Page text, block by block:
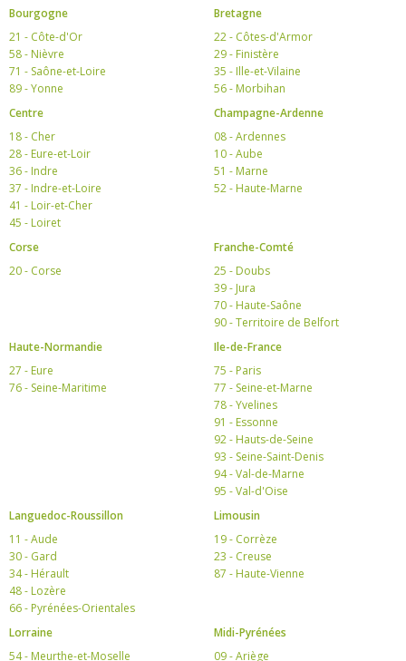
Bourgogne
21 - Côte-d'Or
58 - Nièvre
71 - Saône-et-Loire
89 - Yonne
Bretagne
22 - Côtes-d'Armor
29 - Finistère
35 - Ille-et-Vilaine
56 - Morbihan
Centre
18 - Cher
28 - Eure-et-Loir
36 - Indre
37 - Indre-et-Loire
41 - Loir-et-Cher
45 - Loiret
Champagne-Ardenne
08 - Ardennes
10 - Aube
51 - Marne
52 - Haute-Marne
Corse
20 - Corse
Franche-Comté
25 - Doubs
39 - Jura
70 - Haute-Saône
90 - Territoire de Belfort
Haute-Normandie
27 - Eure
76 - Seine-Maritime
Ile-de-France
75 - Paris
77 - Seine-et-Marne
78 - Yvelines
91 - Essonne
92 - Hauts-de-Seine
93 - Seine-Saint-Denis
94 - Val-de-Marne
95 - Val-d'Oise
Languedoc-Roussillon
11 - Aude
30 - Gard
34 - Hérault
48 - Lozère
66 - Pyrénées-Orientales
Limousin
19 - Corrèze
23 - Creuse
87 - Haute-Vienne
Lorraine
54 - Meurthe-et-Moselle
Midi-Pyrénées
09 - Ariège